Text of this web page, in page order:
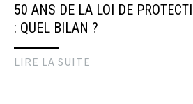
50 ANS DE LA LOI DE
: QUEL BILAN ?
LIRE LA SUITE